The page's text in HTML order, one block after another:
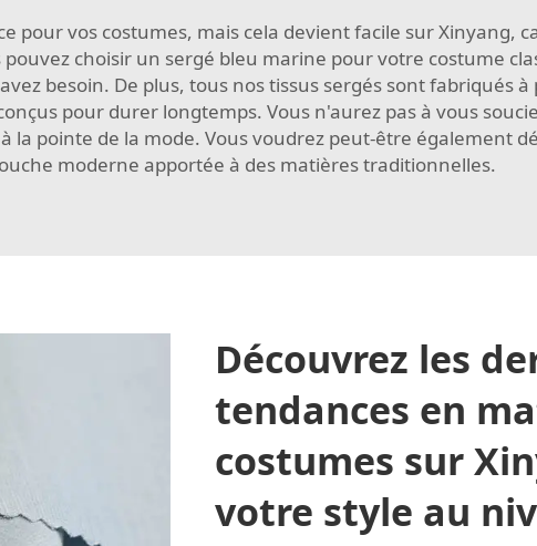
vos costumes, mais cela devient facile sur Xinyang,
choisir un sergé bleu marine pour votre costume
besoin. De plus, tous nos tissus sergés sont fabriqués
pour durer longtemps. Vous n'aurez pas à vous
pointe de la mode. Vous voudrez peut-être également
moderne apportée à des matières traditionnelles.
Découvrez les
tendances en
costumes sur
votre style au